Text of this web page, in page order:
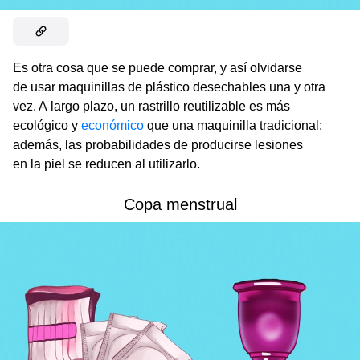
Es otra cosa que se puede comprar, y así olvidarse
de usar maquinillas de plástico desechables una y otra
vez. A largo plazo, un rastrillo reutilizable es más
ecológico y económico que una maquinilla tradicional;
además, las probabilidades de producirse lesiones
en la piel se reducen al utilizarlo.
Copa menstrual